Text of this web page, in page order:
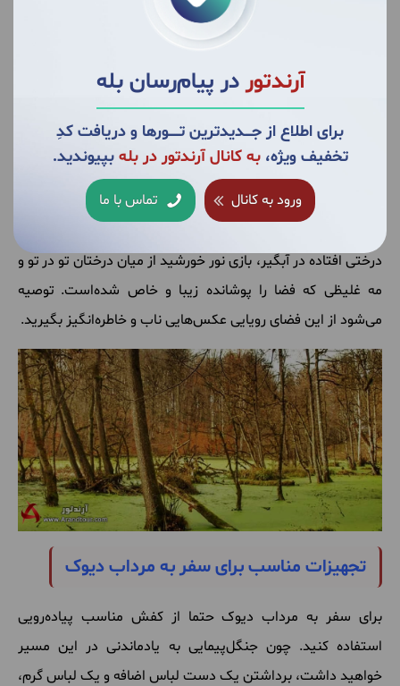
آرندتوردر پیام‌رسان بله
برای اطلاع از جــــدیدترین تــــــورها و دریافت کدِ
تخفیف ویژه،به کانال آرندتور در بله بپیوندید.
ورود به کانال تماس با ما
آن‌ها را برتری داد، اما رفتن به این منطقه در زمستان کار سخت و
پس از گذراندن زمانی نه چندان طولانی در میان فضای مه آلود
جنگل کلاردشت و شنیدن صدای دلنشین پرندگان کم‌کم آبگیر
دیوک با فرشی گسترده از خزه در میان انبوه درختان جنگلی
محصور شده در برابر دیدگان شما و هزاران گردشگری که برای
دیدنش به این منطقه آمده‌اند، نمایان می‌گردد. مرداب دیوک با
درختی افتاده در آبگیر، بازی نور خورشید از میان درختان تو در تو و
مه غلیظی که فضا را پوشانده زیبا و خاص شده‌است. توصیه
می‌شود از این فضای رویایی عکس‌هایی ناب و خاطره‌انگیز بگیرید.
تجهیزات مناسب برای سفر به مرداب دیوک
برای سفر به مرداب دیوک حتما از کفش مناسب پیاده‌رویی
استفاده کنید. چون جنگل‌پیمایی به یادماندنی در این مسیر
خواهید داشت، برداشتن یک دست لباس اضافه و یک لباس گرم،